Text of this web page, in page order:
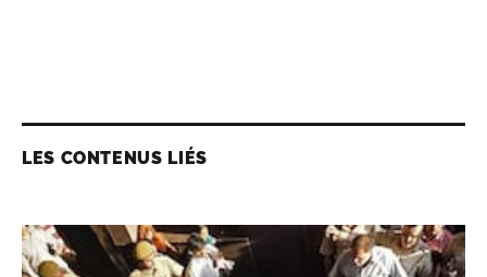
LES CONTENUS LIÉS